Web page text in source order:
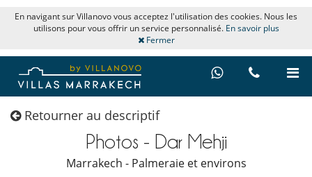
En navigant sur Villanovo vous acceptez l'utilisation des cookies. Nous les
utilisons pour vous offrir un service personnalisé. En savoir plus
Fermer
Retourner au descriptif
Photos - Dar Mehji
Marrakech - Palmeraie et environs